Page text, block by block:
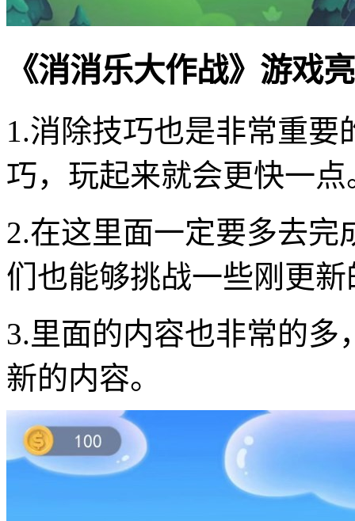
《消消乐大作战》游戏
1.消除技巧也是非常重
巧，玩起来就会更快一点
2.在这里面一定要多去
们也能够挑战一些刚更
3.里面的内容也非常的
新的内容。